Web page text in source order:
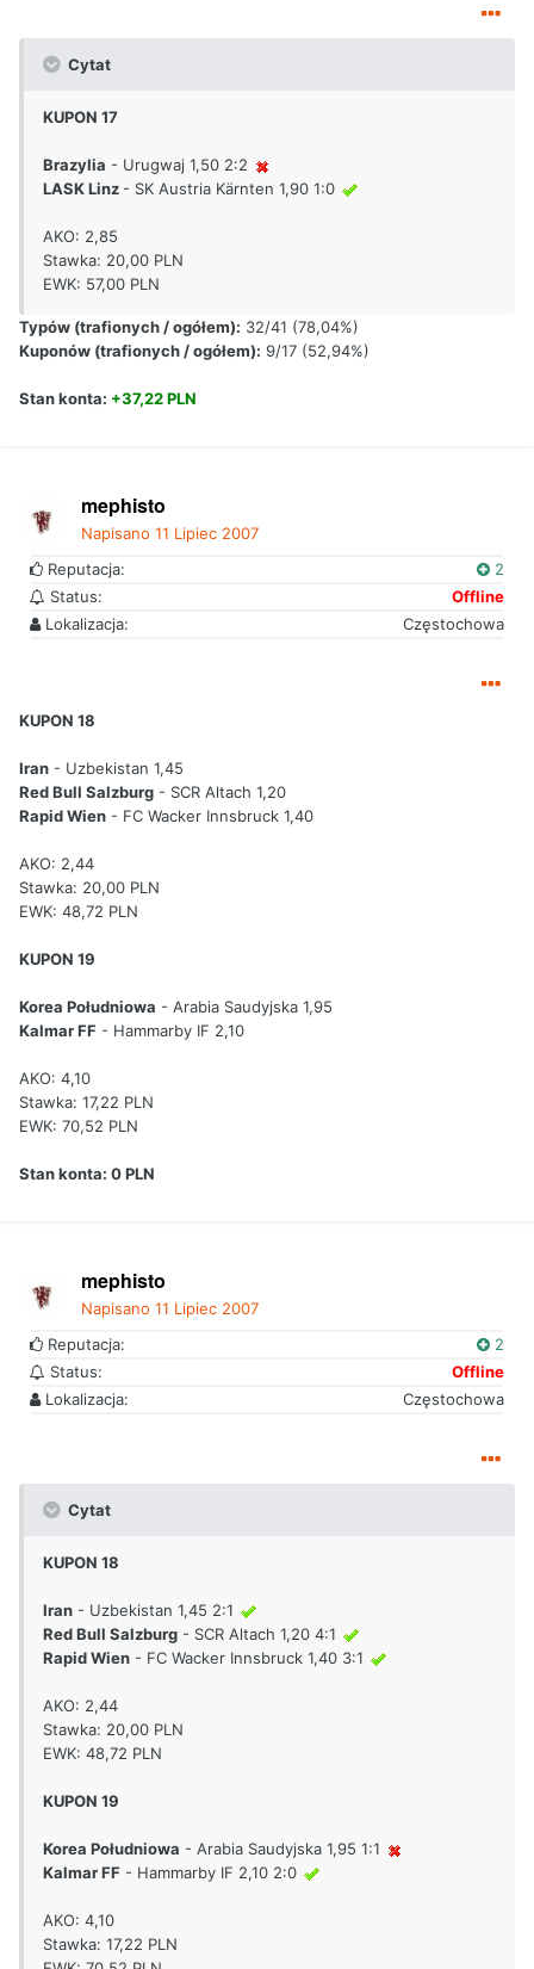
Cytat
KUPON 17
Brazylia - Urugwaj 1,50 2:2
LASK Linz - SK Austria Kärnten 1,90 1:0
AKO: 2,85
Stawka: 20,00 PLN
EWK: 57,00 PLN
Typów (trafionych / ogółem): 32/41 (78,04%)
Kuponów (trafionych / ogółem): 9/17 (52,94%)
Stan konta: +37,22 PLN
mephisto
Napisano 11 Lipiec 2007
Reputacja:
2
Status:
Offline
Lokalizacja:
Częstochowa
KUPON 18
Iran - Uzbekistan 1,45
Red Bull Salzburg - SCR Altach 1,20
Rapid Wien - FC Wacker Innsbruck 1,40
AKO: 2,44
Stawka: 20,00 PLN
EWK: 48,72 PLN
KUPON 19
Korea Południowa - Arabia Saudyjska 1,95
Kalmar FF - Hammarby IF 2,10
AKO: 4,10
Stawka: 17,22 PLN
EWK: 70,52 PLN
Stan konta: 0 PLN
mephisto
Napisano 11 Lipiec 2007
Reputacja:
2
Status:
Offline
Lokalizacja:
Częstochowa
Cytat
KUPON 18
Iran - Uzbekistan 1,45 2:1
Red Bull Salzburg - SCR Altach 1,20 4:1
Rapid Wien - FC Wacker Innsbruck 1,40 3:1
AKO: 2,44
Stawka: 20,00 PLN
EWK: 48,72 PLN
KUPON 19
Korea Południowa - Arabia Saudyjska 1,95 1:1
Kalmar FF - Hammarby IF 2,10 2:0
AKO: 4,10
Stawka: 17,22 PLN